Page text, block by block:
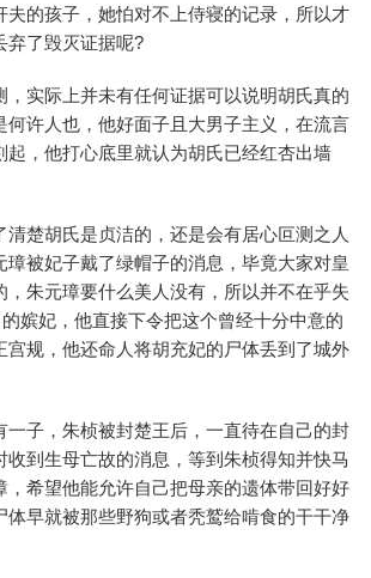
夫的孩子，她怕对不上侍寝的记录，所以才
弃了毁灭证据呢?
，实际上并未有任何证据可以说明胡氏真的
何许人也，他好面子且大男子主义，在流言
起，他打心底里就认为胡氏已经红杏出墙
清楚胡氏是贞洁的，还是会有居心叵测之人
璋被妃子戴了绿帽子的消息，毕竟大家对皇
，朱元璋要什么美人没有，所以并不在乎失
的嫔妃，他直接下令把这个曾经十分中意的
宫规，他还命人将胡充妃的尸体丢到了城外
一子，朱桢被封楚王后，一直待在自己的封
收到生母亡故的消息，等到朱桢得知并快马
，希望他能允许自己把母亲的遗体带回好好
体早就被那些野狗或者秃鹫给啃食的干干净